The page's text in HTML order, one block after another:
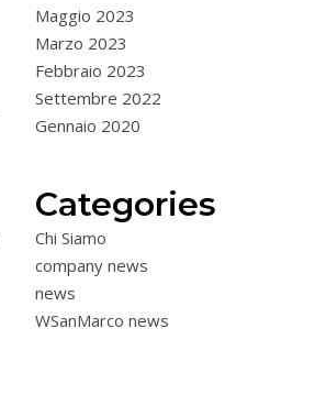
Maggio 2023
Marzo 2023
Febbraio 2023
Settembre 2022
Gennaio 2020
Categories
Chi Siamo
company news
news
WSanMarco news